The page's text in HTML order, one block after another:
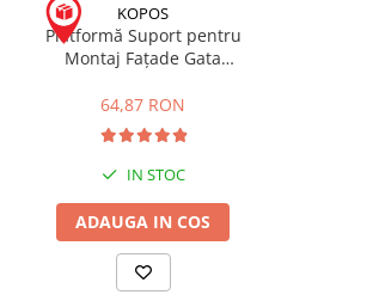
KOPOS
Platformă Suport pentru
Montaj Fațade Gata
64,87 RON
IN STOC
ADAUGA IN COS